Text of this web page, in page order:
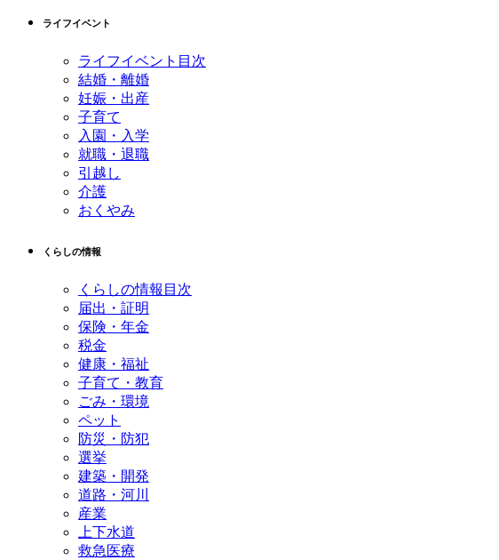
ライフイベント
ライフイベント目次
結婚・離婚
妊娠・出産
子育て
入園・入学
就職・退職
引越し
介護
おくやみ
くらしの情報
くらしの情報目次
届出・証明
保険・年金
税金
健康・福祉
子育て・教育
ごみ・環境
ペット
防災・防犯
選挙
建築・開発
道路・河川
産業
上下水道
救急医療